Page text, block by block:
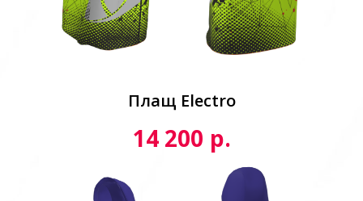
Плащ Electro
14 200 р.